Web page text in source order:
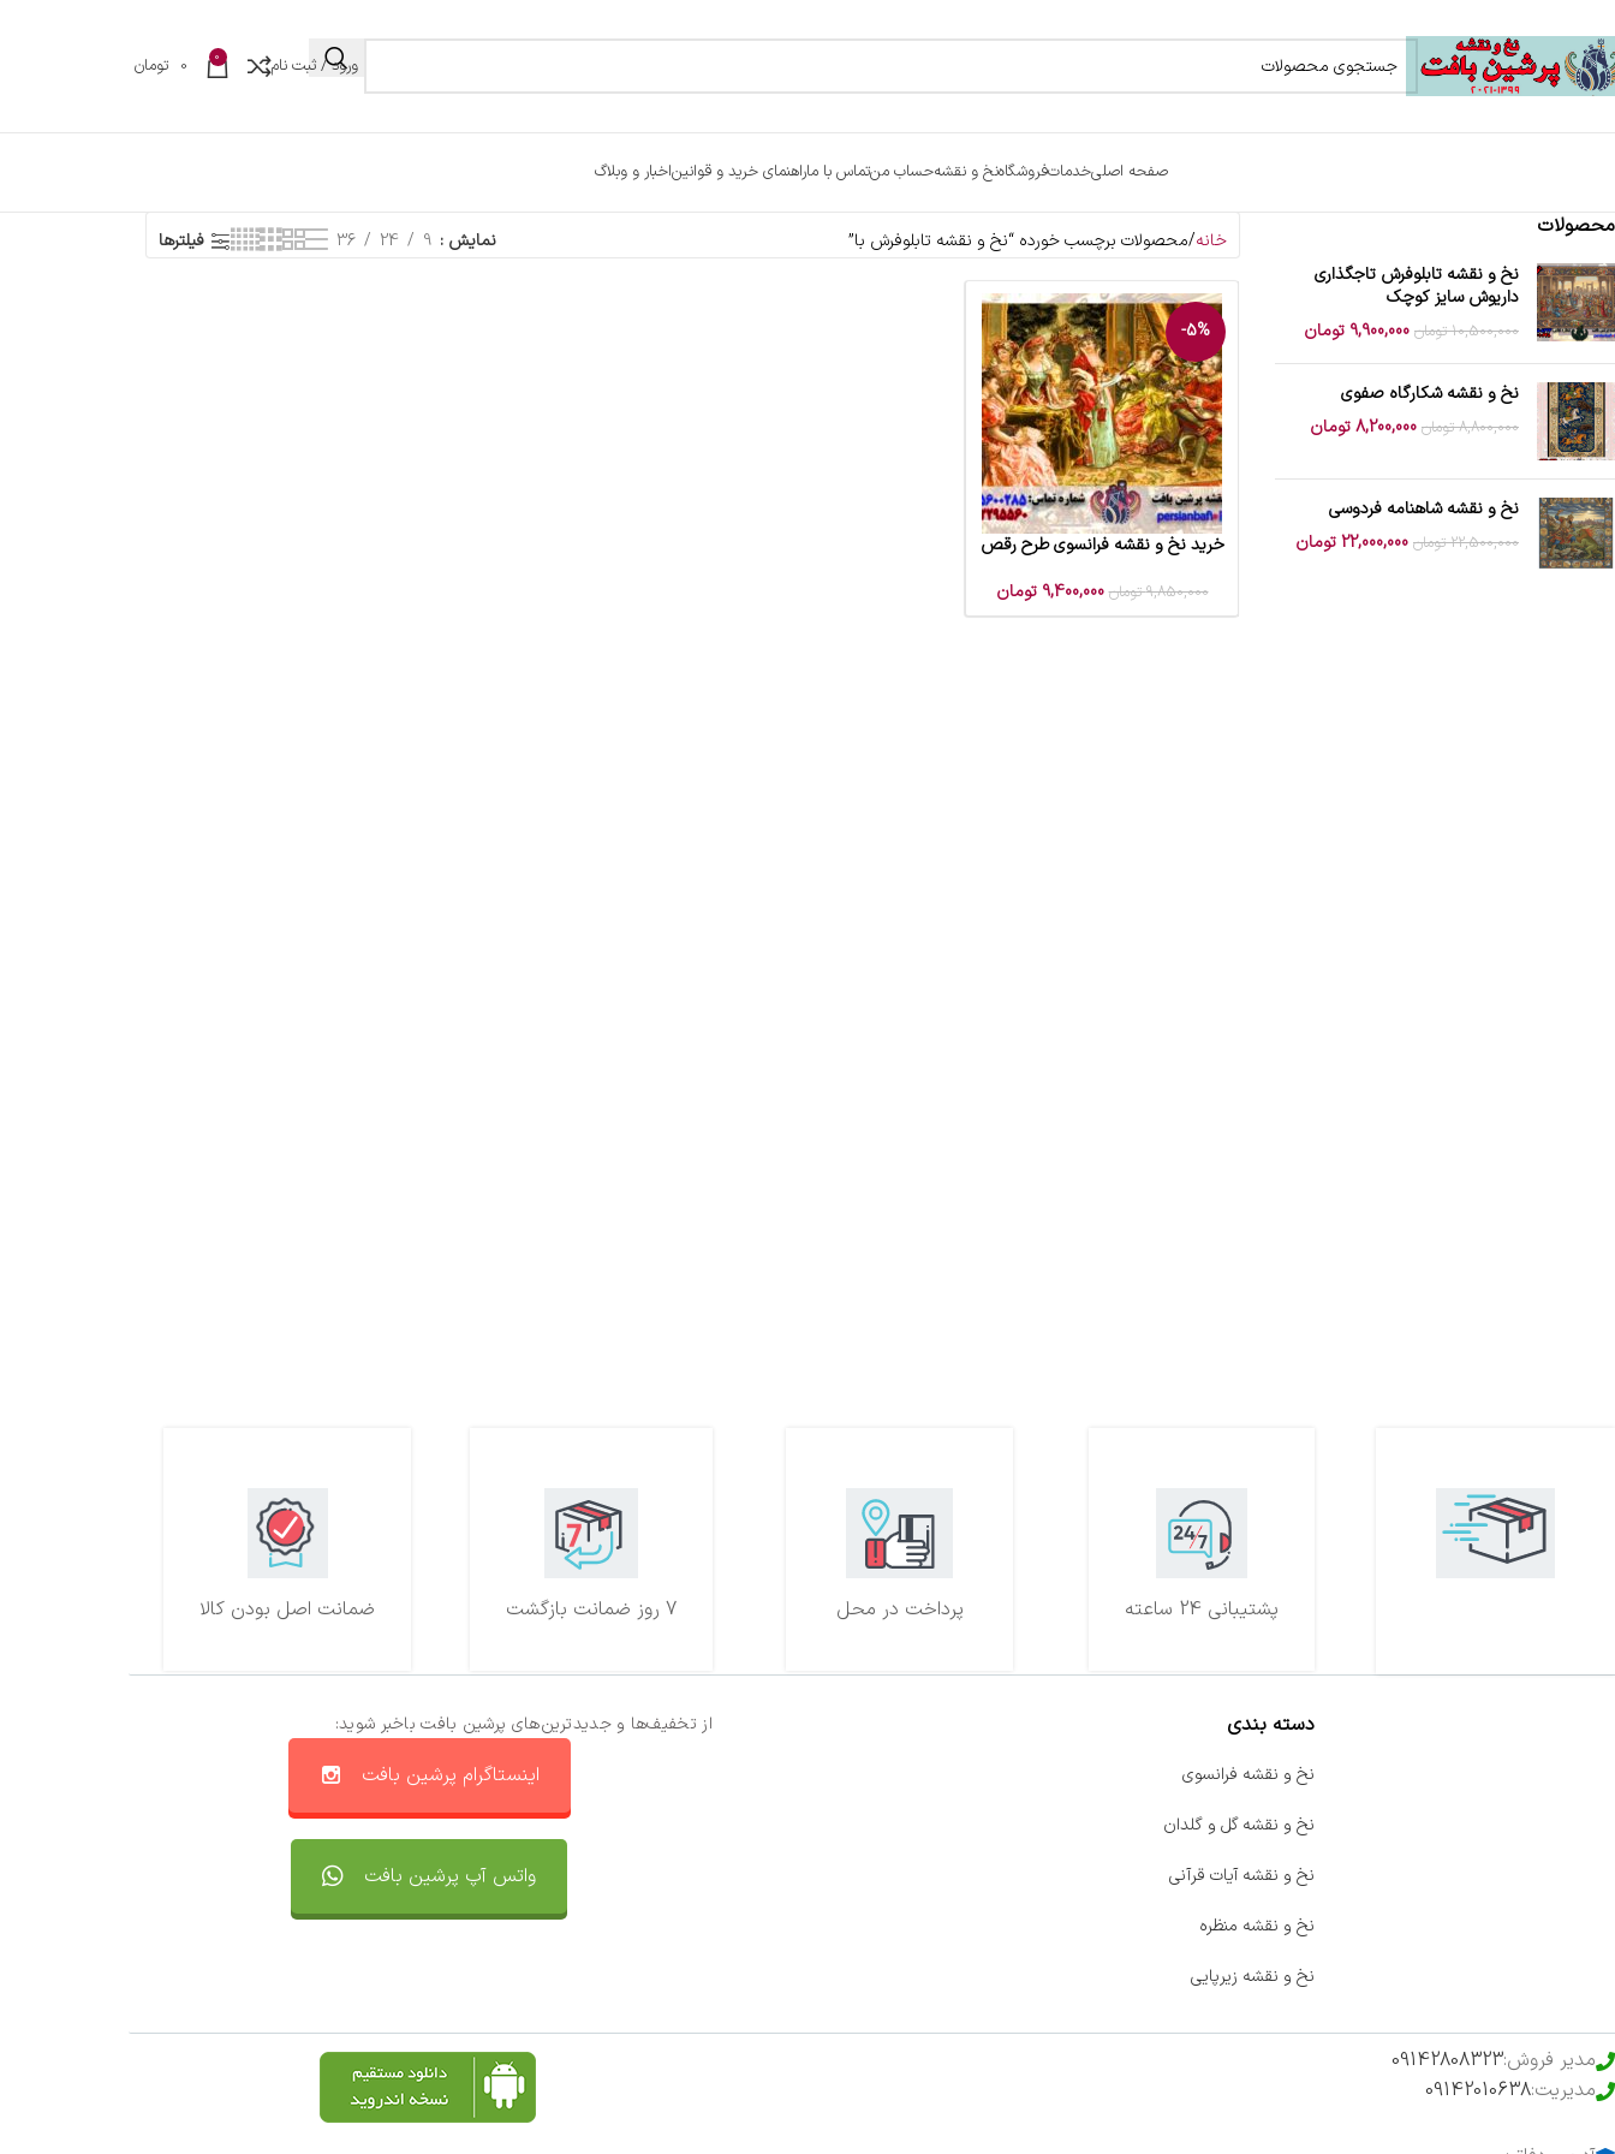
ورود / ثبت نام 0
0 تومان
صفحه اصلیخدماتفروشگاهنخ و نقشهحساب منتماس با ماراهنمای خرید و قوانیناخبار و وبلاگ
محصولات
نخ و نقشه تابلوفرش تاجگذاری
داریوش سایز کوچک
10,500,000 تومان 9,900,000 تومان
نخ و نقشه شکارگاه صفوی
8,800,000 تومان 8,200,000تومان
نخ و نقشه شاهنامه فردوسی
22,500,000 تومان 22,000,000تومان
خانه محصولات برچسب خورده “نخ و نقشه تابلوفرش با” نمایش 9
24
36 فیلترها
-5%
افزودن به سبد خرید
خرید نخ و نقشه فرانسوی طرح رقص
9,850,000 تومان 9,400,000 تومان
ضمانت اصل بودن کالا 7 روز ضمانت بازگشت پرداخت در محل پشتیبانی 24 ساعته
از تخفیف‌ها و جدیدترین‌های پرشین بافت باخبر شوید:
اینستاگرام پرشین بافت
واتس آپ پرشین بافت
دسته بندی
نخ و نقشه فرانسوی
نخ و نقشه گل و گلدان
نخ و نقشه آیات قرآنی
نخ و نقشه منظره
نخ و نقشه زیرپایی
مدیر فروش:09142808323
مدیریت:09142010638